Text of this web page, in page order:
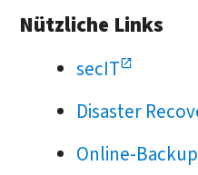
Nützliche Links
secIT
Disaster
Online-